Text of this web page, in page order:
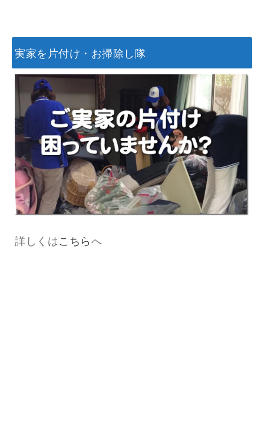
実家を片付け・お掃除し隊
詳しくはこちらへ